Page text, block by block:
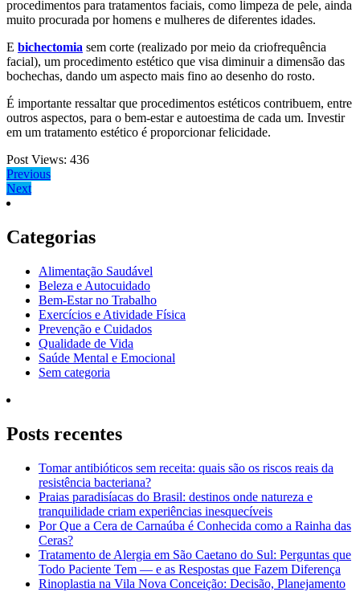
procedimentos para tratamentos faciais, como limpeza de pele, ainda
muito procurada por homens e mulheres de diferentes idades.
E bichectomia sem corte (realizado por meio da criofrequência
facial), um procedimento estético que visa diminuir a dimensão das
bochechas, dando um aspecto mais fino ao desenho do rosto.
É importante ressaltar que procedimentos estéticos contribuem, entre
outros aspectos, para o bem-estar e autoestima de cada um. Investir
em um tratamento estético é proporcionar felicidade.
Post Views: 436
Navegação
de
PreviousPrevious
NextNext
Categorias
Alimentação Saudável
Beleza e Autocuidado
Bem-Estar no Trabalho
Exercícios e Atividade Física
Prevenção e Cuidados
Qualidade de Vida
Saúde Mental e Emocional
Sem categoria
Posts recentes
Tomar antibióticos sem receita: quais são os riscos reais da
resistência bacteriana?
Praias paradisíacas do Brasil: destinos onde natureza e
tranquilidade criam experiências inesquecíveis
Por Que a Cera de Carnaúba é Conhecida como a Rainha das
Ceras?
Tratamento de Alergia em São Caetano do Sul: Perguntas que
Todo Paciente Tem — e as Respostas que Fazem Diferença
Rinoplastia na Vila Nova Conceição: Decisão, Planejamento